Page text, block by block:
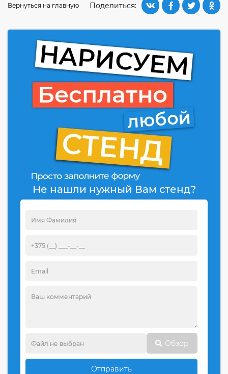
Поделиться:
Вернуться на главную
Не нашли нужный Вам стенд?
Обзор
Отправить